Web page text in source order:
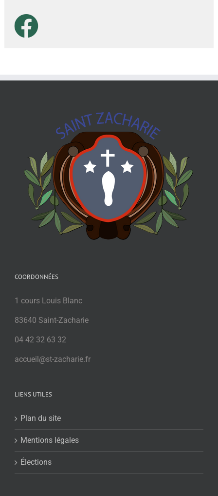
COORDONNÉES
1 cours Louis Blanc
83640 Saint-Zacharie
04 42 32 63 32
accueil@st-zacharie.fr
LIENS UTILES
Plan du site
Mentions légales
Élections